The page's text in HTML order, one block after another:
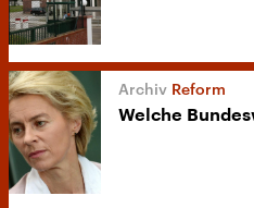
Reform
Welche